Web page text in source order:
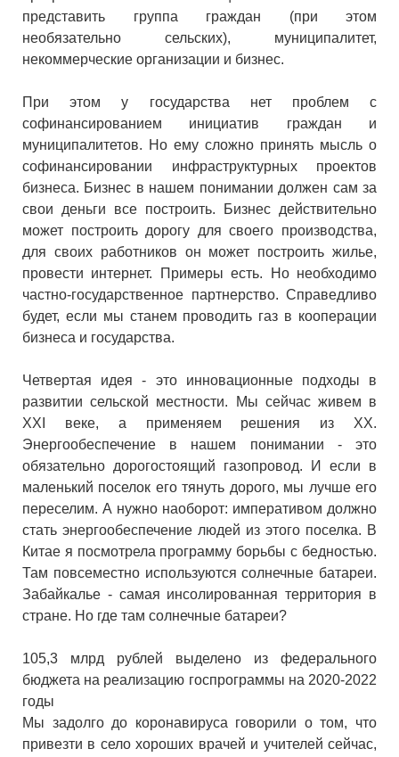
представить группа граждан (при этом
необязательно сельских), муниципалитет,
некоммерческие организации и бизнес.
При этом у государства нет проблем с
софинансированием инициатив граждан и
муниципалитетов. Но ему сложно принять мысль о
софинансировании инфраструктурных проектов
бизнеса. Бизнес в нашем понимании должен сам за
свои деньги все построить. Бизнес действительно
может построить дорогу для своего производства,
для своих работников он может построить жилье,
провести интернет. Примеры есть. Но необходимо
частно-государственное партнерство. Справедливо
будет, если мы станем проводить газ в кооперации
бизнеса и государства.
Четвертая идея - это инновационные подходы в
развитии сельской местности. Мы сейчас живем в
XXI веке, а применяем решения из ХХ.
Энергообеспечение в нашем понимании - это
обязательно дорогостоящий газопровод. И если в
маленький поселок его тянуть дорого, мы лучше его
переселим. А нужно наоборот: императивом должно
стать энергообеспечение людей из этого поселка. В
Китае я посмотрела программу борьбы с бедностью.
Там повсеместно используются солнечные батареи.
Забайкалье - самая инсолированная территория в
стране. Но где там солнечные батареи?
105,3 млрд рублей выделено из федерального
бюджета на реализацию госпрограммы на 2020-2022
годы
Мы задолго до коронавируса говорили о том, что
привезти в село хороших врачей и учителей сейчас,